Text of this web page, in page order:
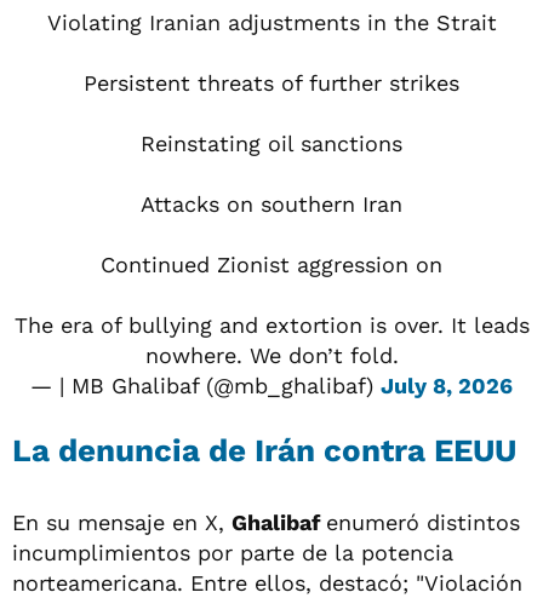
Violating Iranian adjustments in the Strait
Persistent threats of further strikes
Reinstating oil sanctions
Attacks on southern Iran
Continued Zionist aggression on
The era of bullying and extortion is over. It leads
nowhere. We don’t fold.
— | MB Ghalibaf (@mb_ghalibaf) July 8, 2026
La denuncia de Irán contra EEUU
En su mensaje en X, Ghalibaf enumeró distintos
incumplimientos por parte de la potencia
norteamericana. Entre ellos, destacó; "Violación